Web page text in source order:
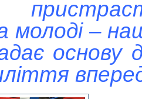
молоді –
основу